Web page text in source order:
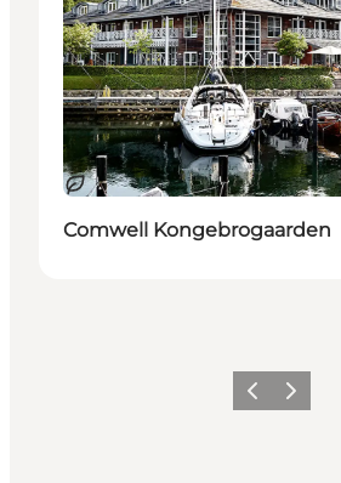
Nachhaltig
Comwell Kongebrogaarden
ZurückWeiter